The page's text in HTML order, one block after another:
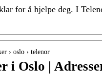
for å hjelpe deg. I
› oslo › telenor
i Oslo |